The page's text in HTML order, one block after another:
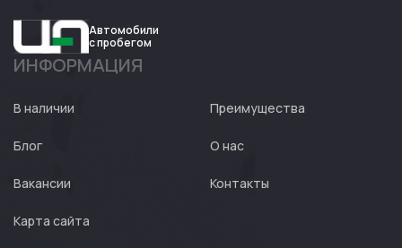
Авто
Автомобили
с пробегом
ИНФОРМАЦИЯ
В наличии Преимущества
Блог О нас
Вакансии Контакты
Карта сайта